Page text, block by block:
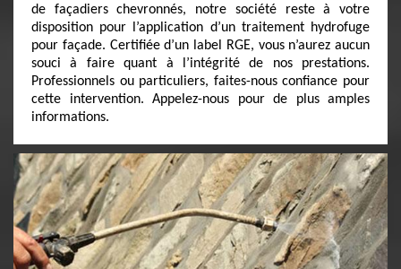
de façadiers chevronnés, notre société reste à votre
disposition pour l’application d’un traitement hydrofuge
pour façade. Certifiée d’un label RGE, vous n’aurez aucun
souci à faire quant à l’intégrité de nos prestations.
Professionnels ou particuliers, faites-nous confiance pour
cette intervention. Appelez-nous pour de plus amples
informations.